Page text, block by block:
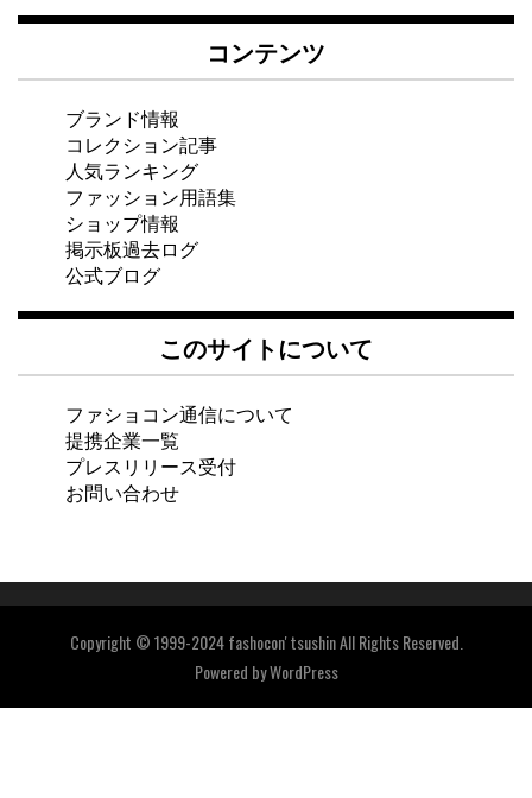
コンテンツ
ブランド情報
コレクション記事
人気ランキング
ファッション用語集
ショップ情報
掲示板過去ログ
公式ブログ
このサイトについて
ファショコン通信について
提携企業一覧
プレスリリース受付
お問い合わせ
Copyright © 1999-2024 fashocon' tsushin All Rights Reserved.
Powered byWordPress